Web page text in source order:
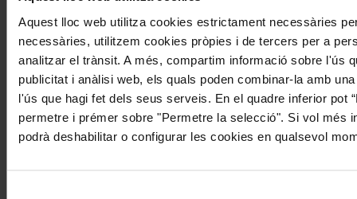
Aquest lloc web utilitza cookies estrictament necessàries
necessàries, utilitzem cookies pròpies i de tercers per a
analitzar el trànsit. A més, compartim informació sobre l'ús
publicitat i anàlisi web, els quals poden combinar-la amb
l'ús que hagi fet dels seus serveis. En el quadre inferior pot
permetre i prémer sobre "Permetre la selecció". Si vol
podrà deshabilitar o configurar les cookies en qualsevol